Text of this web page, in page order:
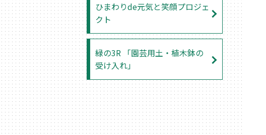
ひまわりde元気と笑顔プロジェ
クト
緑の3R 「園芸用土・植木鉢の
受け入れ」